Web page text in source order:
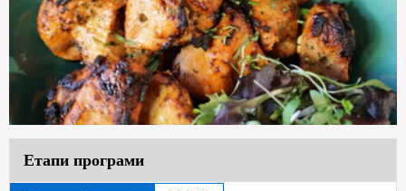
Етапи програми